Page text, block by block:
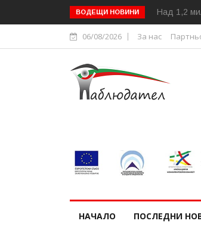
ВОДЕЩИ НОВИНИ Над 1,2
06/08/2026 За нас
НАЧАЛО ПОСЛЕДНИ